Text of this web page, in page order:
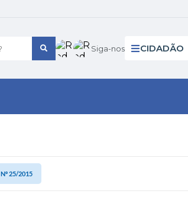
Siga-nos CIDADÃO
Nº 25/2015